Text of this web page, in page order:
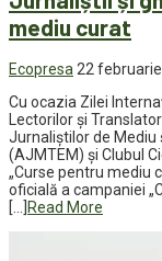
mediu curat
Ecopresa 22
Cu ocazia Zilei
Lectorilor și
Jurnaliştilor de Mediu
(AJMTEM) și Clubul
„Curse pentru mediu
oficială a campaniei
[…]
Read More